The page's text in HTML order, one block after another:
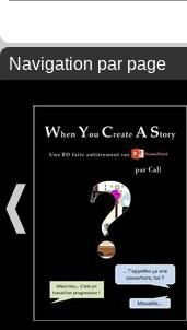
Navigation par page